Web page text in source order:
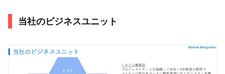
当社のビジネスユニット